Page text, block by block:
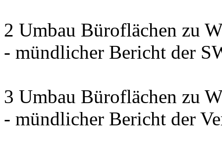
2 Umbau Büroflächen zu
- mündlicher Bericht der
3 Umbau Büroflächen zu
- mündlicher Bericht der